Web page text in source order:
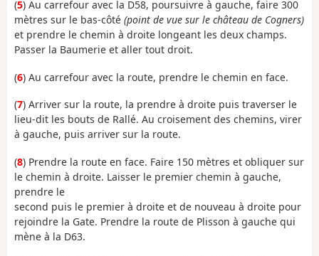
(5) Au carrefour avec la D58, poursuivre à gauche, faire 300
mètres sur le bas-côté (point de vue sur le château de Cogners)
et prendre le chemin à droite longeant les deux champs.
Passer la Baumerie et aller tout droit.
(6) Au carrefour avec la route, prendre le chemin en face.
(7) Arriver sur la route, la prendre à droite puis traverser le
lieu-dit les bouts de Rallé. Au croisement des chemins, virer
à gauche, puis arriver sur la route.
(8) Prendre la route en face. Faire 150 mètres et obliquer sur
le chemin à droite. Laisser le premier chemin à gauche,
prendre le
second puis le premier à droite et de nouveau à droite pour
rejoindre la Gate. Prendre la route de Plisson à gauche qui
mène à la D63.